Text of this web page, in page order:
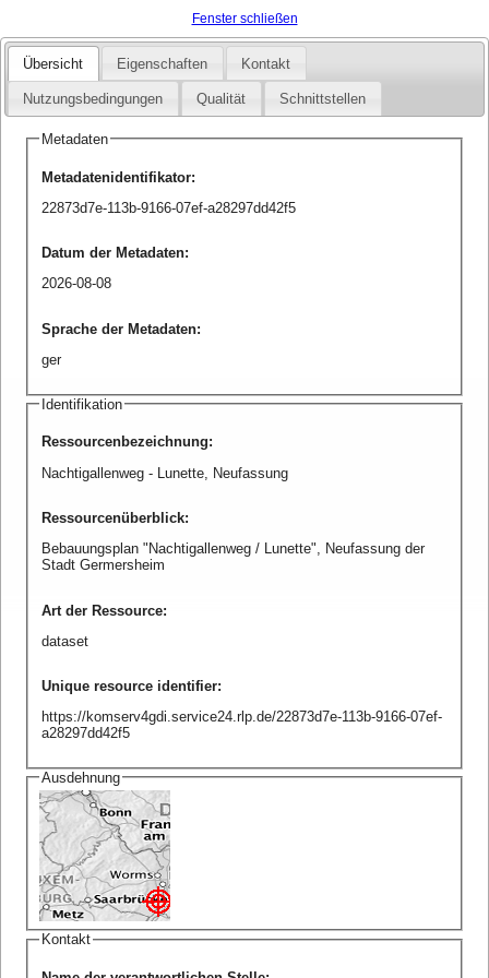
Fenster schließen
Übersicht Eigenschaften Kontakt
Nutzungsbedingungen Qualität Schnittstellen
Metadaten
Metadatenidentifikator:
22873d7e-113b-9166-07ef-a28297dd42f5
Datum der Metadaten:
2026-08-08
Sprache der Metadaten:
ger
Identifikation
Ressourcenbezeichnung:
Nachtigallenweg - Lunette, Neufassung
Ressourcenüberblick:
Bebauungsplan "Nachtigallenweg / Lunette", Neufassung der
Stadt Germersheim
Art der Ressource:
dataset
Unique resource identifier:
https://komserv4gdi.service24.rlp.de/22873d7e-113b-9166-07ef-
a28297dd42f5
Ausdehnung
Kontakt